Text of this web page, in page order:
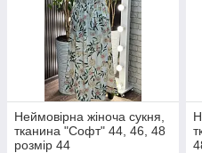
Неймовірна жіноча сукня,
тканина "Софт" 44, 46, 48
розмір 44